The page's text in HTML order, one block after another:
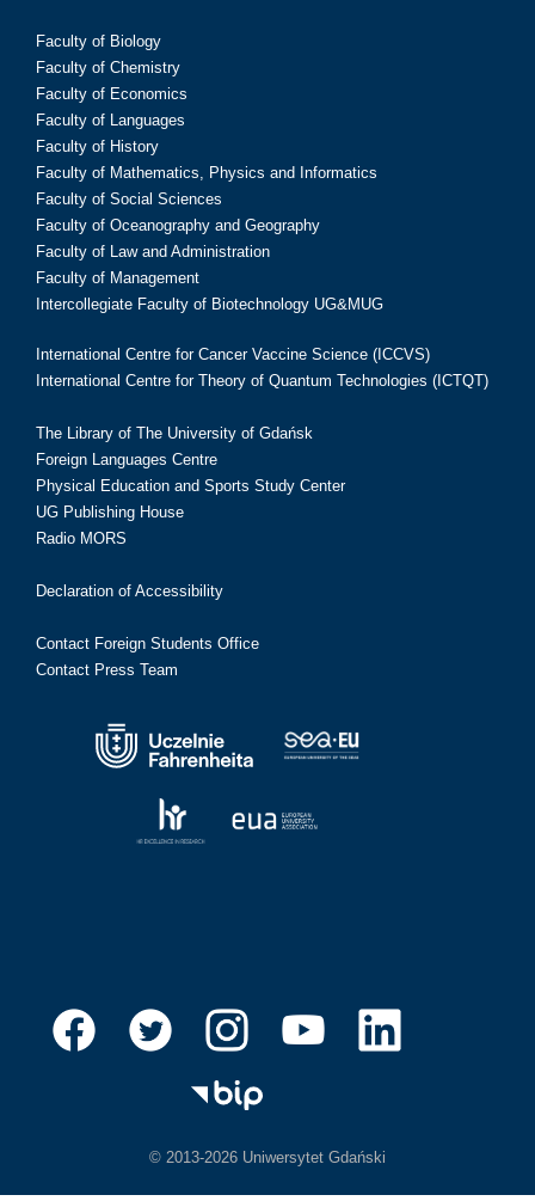
Faculty of Biology
Faculty of Chemistry
Faculty of Economics
Faculty of Languages
Faculty of History
Faculty of Mathematics, Physics and Informatics
Faculty of Social Sciences
Faculty of Oceanography and Geography
Faculty of Law and Administration
Faculty of Management
Intercollegiate Faculty of Biotechnology UG&MUG
International Centre for Cancer Vaccine Science (ICCVS)
International Centre for Theory of Quantum Technologies (ICTQT)
The Library of The University of Gdańsk
Foreign Languages Centre
Physical Education and Sports Study Center
UG Publishing House
Radio MORS
Declaration of Accessibility
Contact Foreign Students Office
Contact Press Team
© 2013-2026 Uniwersytet Gdański